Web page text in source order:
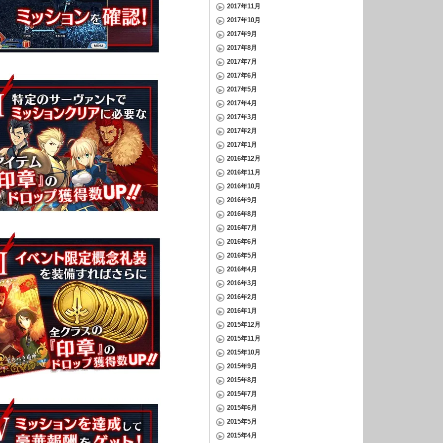
2017年11月
2017年10月
2017年9月
2017年8月
2017年7月
2017年6月
2017年5月
2017年4月
2017年3月
2017年2月
2017年1月
2016年12月
2016年11月
2016年10月
2016年9月
2016年8月
2016年7月
2016年6月
2016年5月
2016年4月
2016年3月
2016年2月
2016年1月
2015年12月
2015年11月
2015年10月
2015年9月
2015年8月
2015年7月
2015年6月
2015年5月
2015年4月